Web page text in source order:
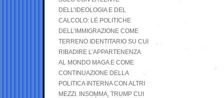
DELL’IDEOLOGIA E DEL
CALCOLO: LE POLITICHE
DELL’IMMIGRAZIONE COME
TERRENO IDENTITARIO SU CUI
RIBADIRE L’APPARTENENZA
AL MONDO MAGA E COME
CONTINUAZIONE DELLA
POLITICA INTERNA CON ALTRI
MEZZI. INSOMMA, TRUMP CUI